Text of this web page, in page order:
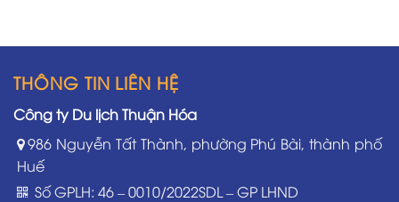
THÔNG TIN LIÊN HỆ
Công ty Du lịch Thuận Hóa
986 Nguyễn Tất Thành, phường Phú Bài, thành phố
Huế
Số GPLH: 46 – 0010/2022SDL – GP LHND